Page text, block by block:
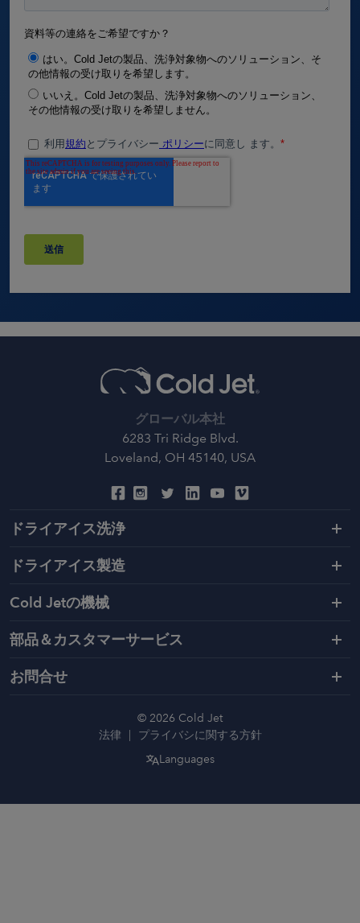
グローバル本社
6283 Tri Ridge Blvd.
Loveland, OH 45140, USA
ドライアイス洗浄
ドライアイス製造
Cold Jetの機械
部品＆カスタマーサービス
お問合せ
© 2026 Cold Jet
法律
プライバシに関する方針
Languages